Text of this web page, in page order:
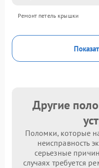
Ремонт петель крышки
Другие
Поломки, которые
неисправность
серьезные
случаях требуется